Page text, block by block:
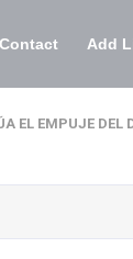
Contact Add
EL EMPUJE DEL